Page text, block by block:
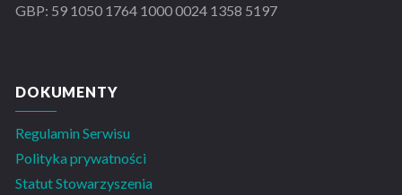
GBP: 59 1050 1764 1000 0024 1358 5197
DOKUMENTY
Regulamin Serwisu
Polityka prywatności
Statut Stowarzyszenia